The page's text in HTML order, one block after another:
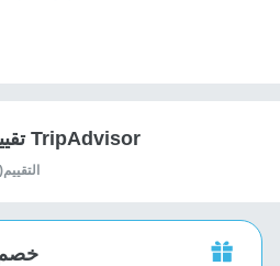
تقييم المسافرين على موقع TripAdvisor
خصم